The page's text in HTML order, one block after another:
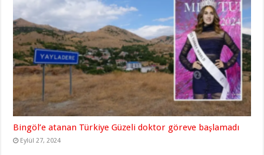
Bingöl’e atanan Türkiye Güzeli doktor göreve başlamadı
Eylül 27, 2024